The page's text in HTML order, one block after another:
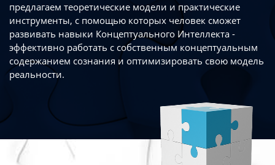
предлагаем теоретические модели и практические
инструменты, с помощью которых человек сможет
развивать навыки Концептуального Интеллекта -
эффективно работать с собственным концептуальным
содержанием сознания и оптимизировать свою модель
реальности.